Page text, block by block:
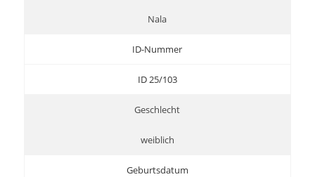
Nala
ID-Nummer
ID 25/103
Geschlecht
weiblich
Geburtsdatum